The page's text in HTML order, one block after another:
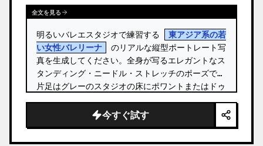
全文を見る
明るいバレエスタジオで練習する
東アジア系の若
い女性バレリーナ
のリアルな縦型ポートレート写
真を生成してください。全身が写るエレガントなス
タンディング・ニードル・ストレッチのポーズで、
片足はグレーのスタジオの床にポワントまたはドゥ
っ直ぐに引き上げられています。 …
今すぐ試す